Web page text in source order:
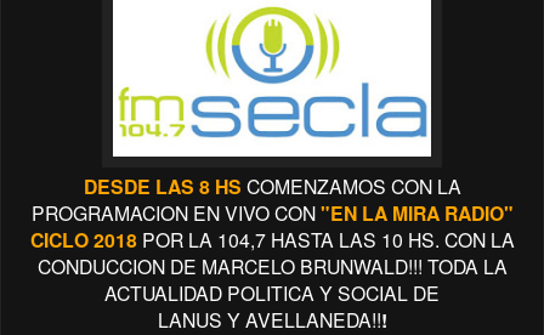
DESDE LAS 8 HS COMENZAMOS CON LA
PROGRAMACION EN VIVO CON"EN LA MIRA RADIO"
CICLO 2018 POR LA 104,7 HASTA LAS 10 HS. CON LA
CONDUCCION DE MARCELO BRUNWALD!!! TODA LA
ACTUALIDAD POLITICA Y SOCIAL DE
LANUS Y AVELLANEDA!!!